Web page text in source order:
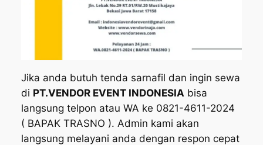
Jika anda butuh tenda sarnafil dan ingin sewa
di PT.VENDOR EVENT INDONESIA bisa
langsung telpon atau WA ke 0821-4611-2024
( BAPAK TRASNO ). Admin kami akan
langsung melayani anda dengan respon cepat